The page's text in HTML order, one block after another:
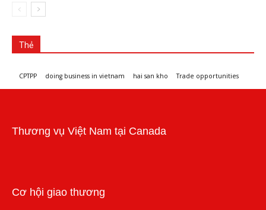
Thẻ
CPTPP doing business in vietnam hai san kho Trade opportunities
Thương vụ Việt Nam tại Canada
Cơ hội giao thương